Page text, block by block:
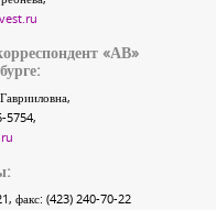
«АВ»
5754,
факс: (423) 240-70-22